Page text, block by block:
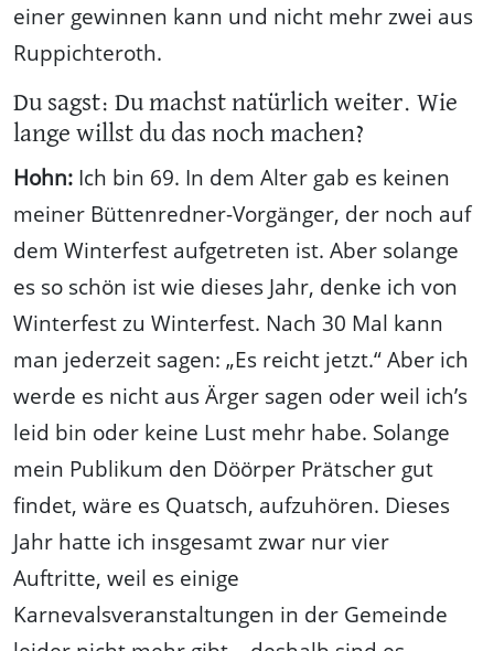
einer gewinnen kann und nicht mehr zwei aus
Ruppichteroth.
Du sagst: Du machst natürlich weiter. Wie
lange willst du das noch machen?
Hohn: Ich bin 69. In dem Alter gab es keinen
meiner Büttenredner-Vorgänger, der noch auf
dem Winterfest aufgetreten ist. Aber solange
es so schön ist wie dieses Jahr, denke ich von
Winterfest zu Winterfest. Nach 30 Mal kann
man jederzeit sagen: „Es reicht jetzt.“ Aber ich
werde es nicht aus Ärger sagen oder weil ich’s
leid bin oder keine Lust mehr habe. Solange
mein Publikum den Döörper Prätscher gut
findet, wäre es Quatsch, aufzuhören. Dieses
Jahr hatte ich insgesamt zwar nur vier
Auftritte, weil es einige
Karnevalsveranstaltungen in der Gemeinde